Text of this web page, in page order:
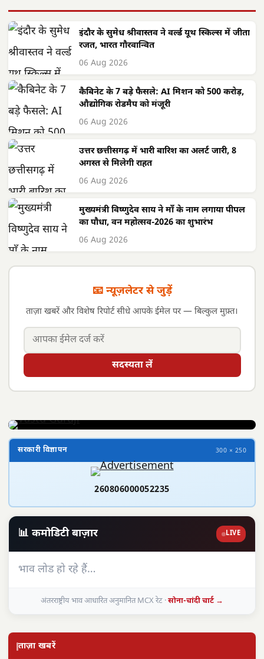
इंदौर के सुमेध श्रीवास्तव ने वर्ल्ड यूथ स्किल्स में जीता
रजत, भारत गौरवान्वित
06 Aug 2026
कैबिनेट के 7 बड़े फैसले: AI मिशन को 500 करोड़,
औद्योगिक रोडमैप को मंजूरी
06 Aug 2026
उत्तर छत्तीसगढ़ में भारी बारिश का अलर्ट जारी, 8
अगस्त से मिलेगी राहत
06 Aug 2026
मुख्यमंत्री विष्णुदेव साय ने माँ के नाम लगाया पीपल
का पौधा, वन महोत्सव-2026 का शुभारंभ
06 Aug 2026
📧 न्यूज़लेटर से जुड़ें
ताज़ा खबरें और विशेष रिपोर्ट सीधे आपके ईमेल पर — बिल्कुल मुफ़्त।
सदस्यता लें
सरकारी विज्ञापन 300 × 250
260806000052235
📊 कमोडिटी बाज़ार LIVE
भाव लोड हो रहे हैं…
अंतरराष्ट्रीय भाव आधारित अनुमानित MCX रेट ·सोना-चांदी चार्ट →
ताज़ा खबरें